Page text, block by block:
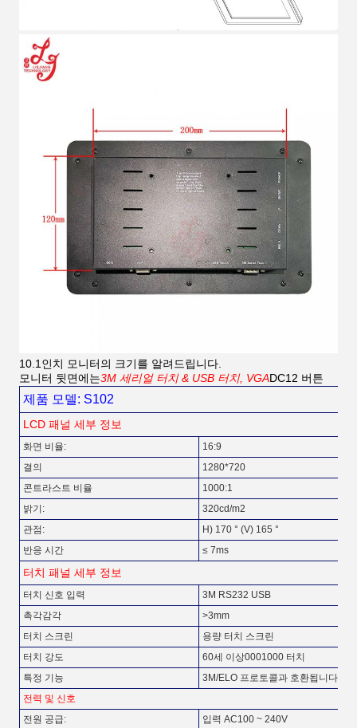
10.1인치 모니터의 크기를 알려드립니다.
모니터 뒷면에는3M 세리얼 터치 & USB 터치, VGADC12 버튼
제품 모델: S102
LCD 패널 세부 정보
화면 비율:
16:9
결의
1280*720
콘트라스트 비율
1000:1
밝기:
320cd/m2
관점:
H) 170 ° (V) 165 °
반응 시간
≤ 7ms
터치 패널 세부 정보
터치 신호 입력
3M RS232 USB
촉각감각
>3mm
터치 스크린
용량 터치 스크린
터치 강도
60세 이상0001000 터치
특정 기능
3M/ELO 프로토콜과 호환됩니다.
전력 및 신호
전원 공급:
입력 AC100 ~ 240V